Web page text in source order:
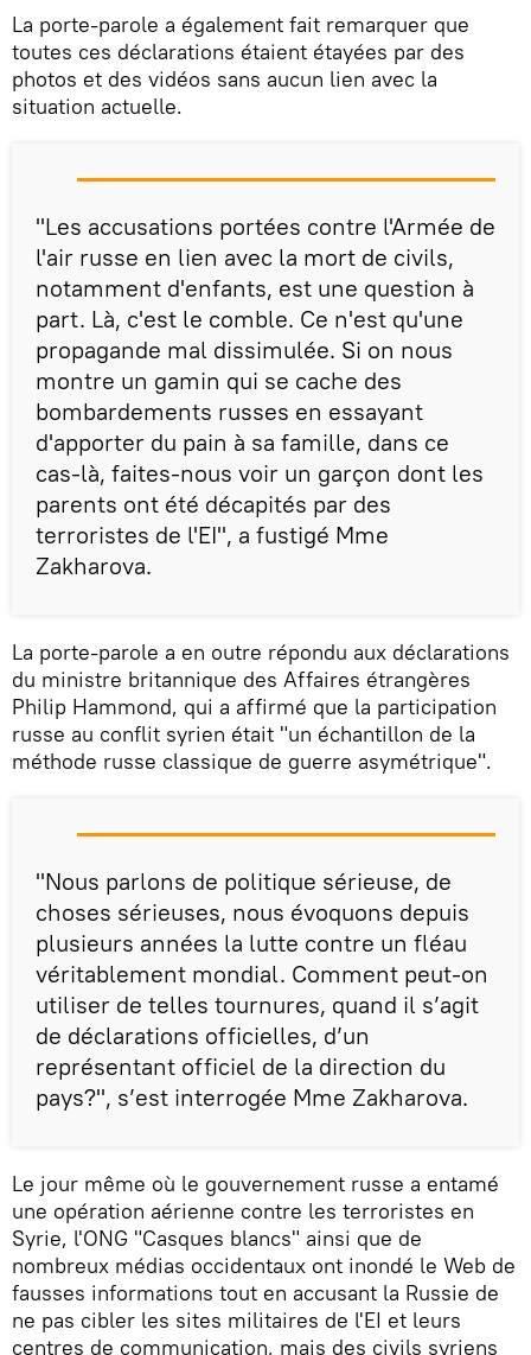
La porte-parole a également fait remarquer que
toutes ces déclarations étaient étayées par des
photos et des vidéos sans aucun lien avec la
situation actuelle.
"Les accusations portées contre l'Armée de
l'air russe en lien avec la mort de civils,
notamment d'enfants, est une question à
part. Là, c'est le comble. Ce n'est qu'une
propagande mal dissimulée. Si on nous
montre un gamin qui se cache des
bombardements russes en essayant
d'apporter du pain à sa famille, dans ce
cas-là, faites-nous voir un garçon dont les
parents ont été décapités par des
terroristes de l'EI", a fustigé Mme
Zakharova.
La porte-parole a en outre répondu aux déclarations
du ministre britannique des Affaires étrangères
Philip Hammond, qui a affirmé que la participation
russe au conflit syrien était "un échantillon de la
méthode russe classique de guerre asymétrique".
"Nous parlons de politique sérieuse, de
choses sérieuses, nous évoquons depuis
plusieurs années la lutte contre un fléau
véritablement mondial. Comment peut-on
utiliser de telles tournures, quand il s’agit
de déclarations officielles, d’un
représentant officiel de la direction du
pays?", s’est interrogée Mme Zakharova.
Le jour même où le gouvernement russe a entamé
une opération aérienne contre les terroristes en
Syrie, l'ONG "Casques blancs" ainsi que de
nombreux médias occidentaux ont inondé le Web de
fausses informations tout en accusant la Russie de
ne pas cibler les sites militaires de l'EI et leurs
centres de communication, mais des civils syriens